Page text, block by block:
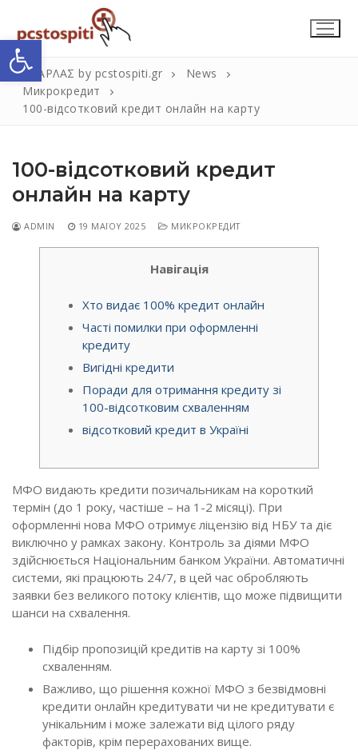
Ανοίξτε τη γραμμή εργαλείων
περιεχόμενο
Αναζήτηση
για:
Submit
Η Εταιρεία
Επικοινωνία
ΣΚΑΡΛΑΣ by pcstospiti.gr
News
Микрокредит
100-відсотковий кредит онлайн на карту
100-відсотковий кредит
онлайн на карту
ADMIN 19 ΜΑΪ́ΟΥ 2025 МИКРОКРЕДИТ
Навігація
Хто видає 100% кредит онлайн
Часті помилки при оформленні
кредиту
Вигідні кредити
Поради для отримання кредиту зі
100-відсотковим схваленням
відсотковий кредит в Україні
МФО видають кредити позичальникам на короткий
термін (до 1 року, частіше – на 1-2 місяці). При
оформленні нова МФО отримує ліцензію від НБУ та діє
виключно у рамках закону. Контроль за діями МФО
здійснюється Національним банком України. Автоматичні
системи, які працюють 24/7, в цей час обробляють
заявки без великого потоку клієнтів, що може підвищити
шанси на схвалення.
Підбір пропозицій кредитів на карту зі 100%
схваленням.
Важливо, що рішення кожної МФО з безвідмовні
кредити онлайн кредитувати чи не кредитувати є
унікальним і може залежати від цілого ряду
факторів, крім перерахованих вище.